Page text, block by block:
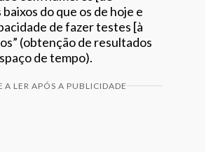
do que os de hoje e
de fazer testes [à
(obtenção de resultados
de tempo).
A LER APÓS A PUBLICIDADE